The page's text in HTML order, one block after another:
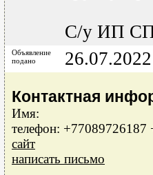
С/у ИП
Объявление
подано
26.07.2022
Контактная
Имя:
телефон: +77089726187
сайт
написать письмо